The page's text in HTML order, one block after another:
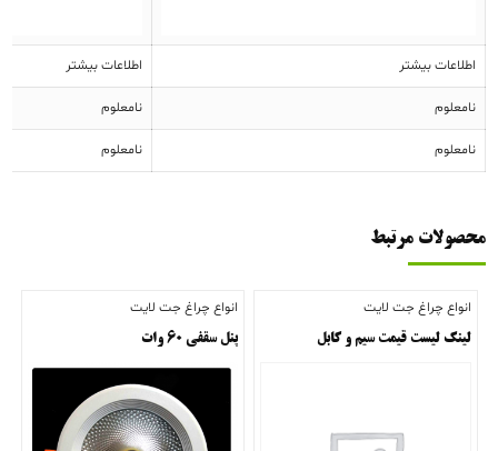
اطلاعات بیشتر اطلاعات بیشتر
نامعلوم نامعلوم
نامعلوم نامعلوم
محصولات مرتبط
انواع چراغ جت لایت
لینک لیست قیمت سیم و کابل
انواع چراغ جت لایت
پنل سقفی ۶۰ وات